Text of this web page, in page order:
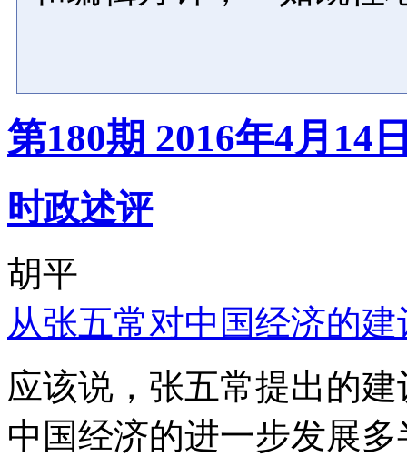
第180期 2016年4月14
时政述评
胡平
从张五常对中国经济的
应该说，张五常提出的
中国经济的进一步发展